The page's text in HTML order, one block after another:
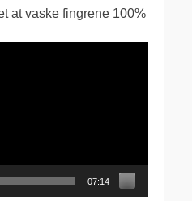
at vaske fingrene 100%
07:14